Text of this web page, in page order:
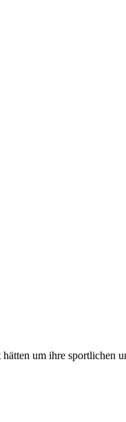
um ihre sportlichen